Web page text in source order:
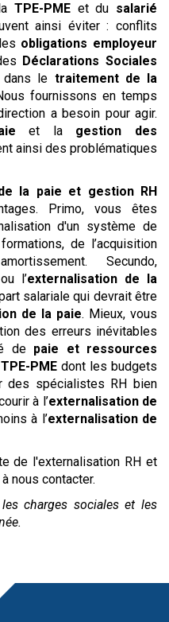
TPE-PME et du salarié
ainsi éviter : conflits
obligations employeur
Déclarations Sociales
le traitement de la
fournissons en temps
a besoin pour agir.
et la gestion des
ainsi des problématiques
la paie et gestion RH
Primo, vous êtes
d'un système de
de l’acquisition
Secundo,
ou l’externalisation de la
salariale qui devrait être
de la paie. Mieux, vous
des erreurs inévitables
de paie et ressources
TPE-PME dont les budgets
des spécialistes RH bien
à l’externalisation de
à l’externalisation de
de l'externalisation RH et
nous contacter.
charges sociales et les